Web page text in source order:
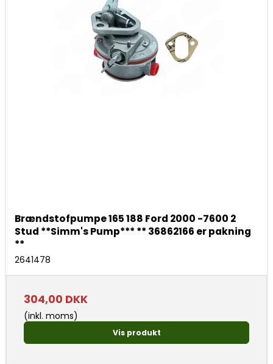
Brændstofpumpe 165 188 Ford 2000 -7600 2
Stud **Simm's Pump*** ** 36862166 er pakning
**
2641478
304,00 DKK
(inkl. moms)
Vis produkt